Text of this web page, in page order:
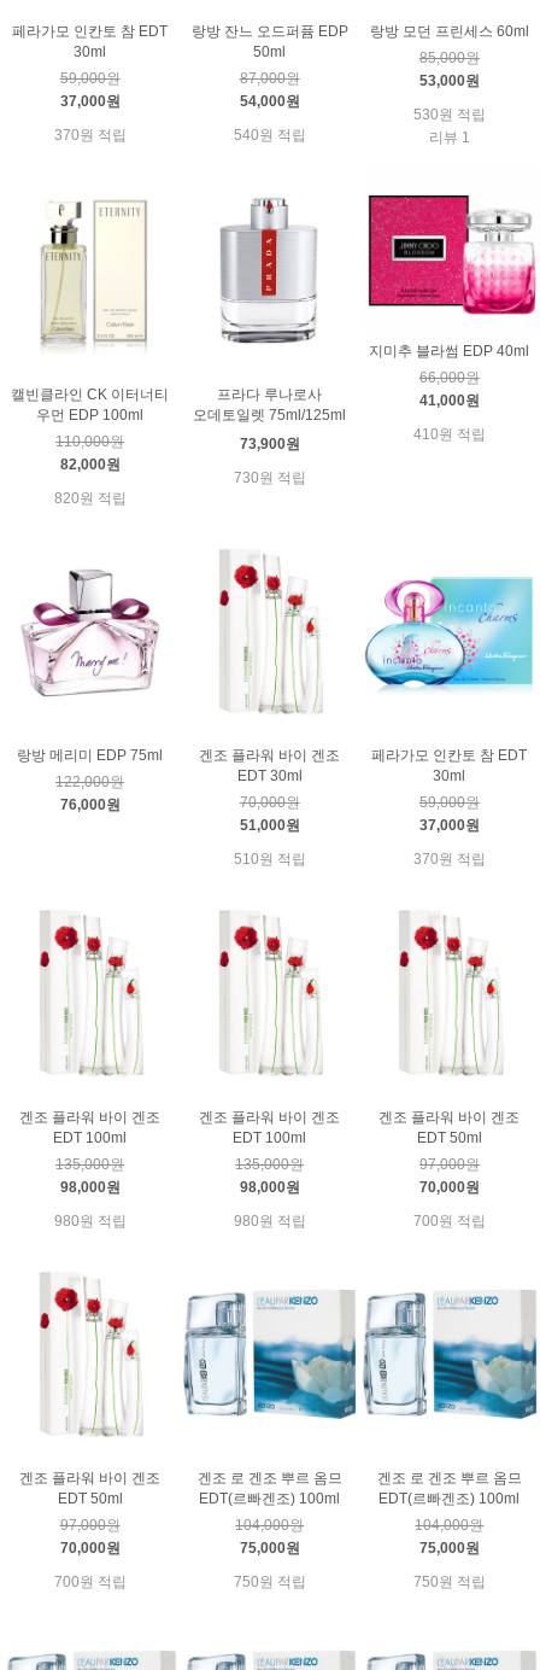
페라가모 인칸토 참 EDT
30ml
59,000원
37,000원
370원 적립
랑방 잔느 오드퍼퓸 EDP
50ml
87,000원
54,000원
540원 적립
랑방 모던 프린세스 60ml
85,000원
53,000원
530원 적립
리뷰 1
캘빈클라인 CK 이터너티
우먼 EDP 100ml
110,000원
82,000원
820원 적립
프라다 루나로사
오데토일렛 75ml/125ml
73,900원
730원 적립
지미추 블라썸 EDP 40ml
66,000원
41,000원
410원 적립
랑방 메리미 EDP 75ml
122,000원
76,000원
겐조 플라워 바이 겐조
EDT 30ml
70,000원
51,000원
510원 적립
페라가모 인칸토 참 EDT
30ml
59,000원
37,000원
370원 적립
겐조 플라워 바이 겐조
EDT 100ml
135,000원
98,000원
980원 적립
겐조 플라워 바이 겐조
EDT 100ml
135,000원
98,000원
980원 적립
겐조 플라워 바이 겐조
EDT 50ml
97,000원
70,000원
700원 적립
겐조 플라워 바이 겐조
EDT 50ml
97,000원
70,000원
700원 적립
겐조 로 겐조 뿌르 옴므
EDT(르빠겐조) 100ml
104,000원
75,000원
750원 적립
겐조 로 겐조 뿌르 옴므
EDT(르빠겐조) 100ml
104,000원
75,000원
750원 적립